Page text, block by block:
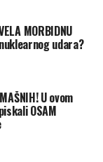
MORBIDNU
udara?
U ovom
OSAM